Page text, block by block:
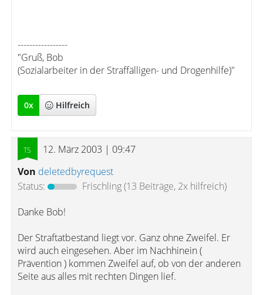
-----------------
"Gruß, Bob
(Sozialarbeiter in der Straffälligen- und Drogenhilfe)"
0x Hilfreich
12. März 2003 | 09:47
Von deletedbyrequest
Status:
Frischling(13 Beiträge, 2x hilfreich)
Danke Bob!
Der Straftatbestand liegt vor. Ganz ohne Zweifel. Er
wird auch eingesehen. Aber im Nachhinein (
Prävention ) kommen Zweifel auf, ob von der anderen
Seite aus alles mit rechten Dingen lief.